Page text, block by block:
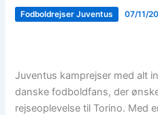
Fodboldrejser Juventus 07/11/
Juventus kamprejser med alt
danske fodboldfans, der
rejseoplevelse til Torino. Med